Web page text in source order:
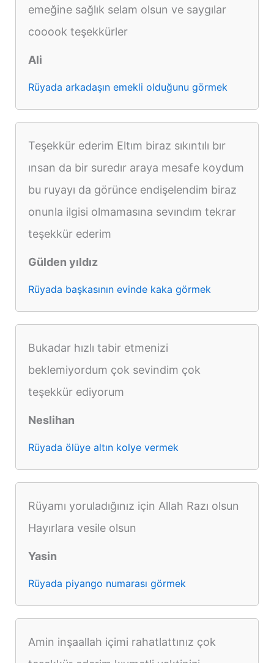
emeğine sağlık selam olsun ve saygılar
cooook teşekkürler
Ali
Rüyada arkadaşın emekli olduğunu görmek
Teşekkür ederim Eltım biraz sıkıntılı bır
ınsan da bir suredır araya mesafe koydum
bu ruyayı da görünce endişelendim biraz
onunla ilgisi olmamasına sevındım tekrar
teşekkür ederim
Gülden yıldız
Rüyada başkasının evinde kaka görmek
Bukadar hızlı tabir etmenizi
beklemiyordum çok sevindim çok
teşekkür ediyorum
Neslihan
Rüyada ölüye altın kolye vermek
Rüyamı yoruladığınız için Allah Razı olsun
Hayırlara vesile olsun
Yasin
Rüyada piyango numarası görmek
Amin inşaallah içimi rahatlattınız çok